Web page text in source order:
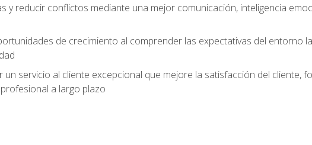
y reducir conflictos mediante una mejor comunicación, inteligencia
de crecimiento al comprender las expectativas del entorno
servicio al cliente excepcional que mejore la satisfacción del cliente,
a largo plazo